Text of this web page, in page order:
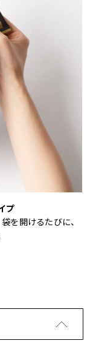
プ
を開けるたびに、